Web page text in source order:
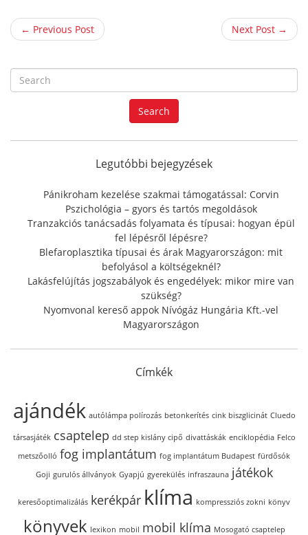
← Previous Post Next Post →
e
a
r
f
r
:
Search
Legutóbbi bejegyzések
Pánikroham kezelése szakmai támogatással: Corvin
Pszichológia – gyors és tartós megoldások
Tranzakciós tanácsadás folyamata és típusai: hogyan épül
fel lépésről lépésre?
Blefaroplasztika típusai és árak Magyarországon: mit
befolyásol a költségeknél?
Lakásfelújítás jogszabályok és engedélyek: mikor mire van
szükség?
Nyomvonal kereső appok Nívógáz Hungária Kft.-vel
Magyarországon
Címkék
ajándék autólámpa polírozás betonkerítés cink biszglicinát Cluedo
társasjáték csaptelep dd step kislány cipő divattáskák enciklopédia Felco
metszőolló fog implantátum fog implantátum Budapest fürdősók
Goji gurulós állványok Gyapjú gyerekülés infraszauna játékok
keresőoptimalizálás kerékpár klíma kompressziós zokni könyv
könyvek lexikon mobil mobil klíma Mosogató csaptelep